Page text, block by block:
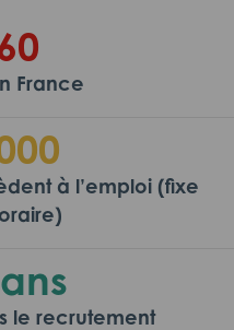
France
à l’emploi (fixe
le recrutement